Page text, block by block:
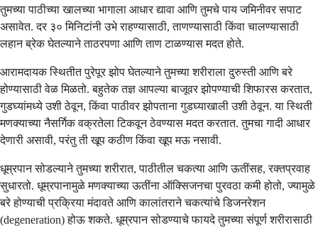
तुमच्या पाठीच्या खालच्या भागाला आधार द्यावा आणि तुमचे पाय जमिनीवर सपाट
असावेत. दर ३० मिनिटांनी उभे राहण्यासाठी, ताणण्यासाठी किंवा चालण्यासाठी
लहान ब्रेक घेतल्याने ताठरपणा आणि ताण टाळण्यास मदत होते.
आरामदायक स्थितीत पुरेपूर झोप घेतल्याने तुमच्या शरीराला दुरुस्ती आणि बरे
होण्यासाठी वेळ मिळतो. बहुतेक तज्ञ आपल्या बाजूवर झोपण्याची शिफारस करतात,
गुडघ्यांमध्ये उशी ठेवून, किंवा पाठीवर झोपताना गुडघ्याखाली उशी ठेवून. या स्थिती
मणक्याच्या नैसर्गिक वक्रतेला टिकवून ठेवण्यास मदत करतात. तुमचा गादी आधार
देणारी असावी, परंतु ती खूप कठीण किंवा खूप मऊ नसावी.
धूम्रपान सोडल्याने तुमच्या शरीरात, पाठीतील चकत्या आणि ऊतींसह, रक्तप्रवाह
सुधारतो. धूम्रपानामुळे मणक्याच्या ऊतींना ऑक्सिजनचा पुरवठा कमी होतो, ज्यामुळे
बरे होण्याची प्रक्रिया मंदावते आणि कालांतराने चकत्यांचे डिजनरेशन
(degeneration) होऊ शकते. धूम्रपान सोडण्याचे फायदे तुमच्या संपूर्ण शरीरासाठी